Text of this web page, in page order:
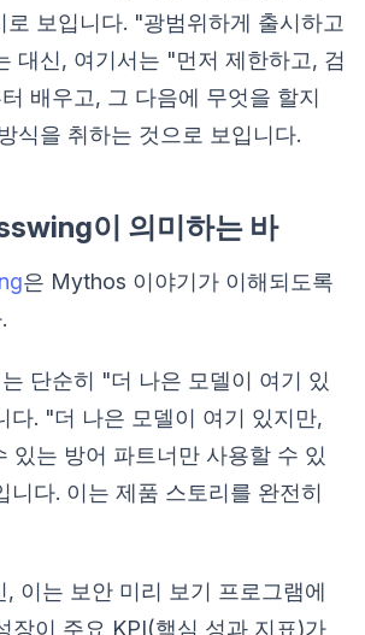
로 보입니다. "광범위하게 출시하고
대신, 여기서는 "먼저 제한하고, 검
배우고, 그 다음에 무엇을 할지
식을 취하는 것으로 보입니다.
이 의미하는 바
은 Mythos 이야기가 이해되도록
단순히 "더 나은 모델이 여기 있
다. "더 나은 모델이 여기 있지만,
있는 방어 파트너만 사용할 수 있
니다. 이는 제품 스토리를 완전히
, 이는 보안 미리 보기 프로그램에
장이 주요 KPI(핵심 성과 지표)가